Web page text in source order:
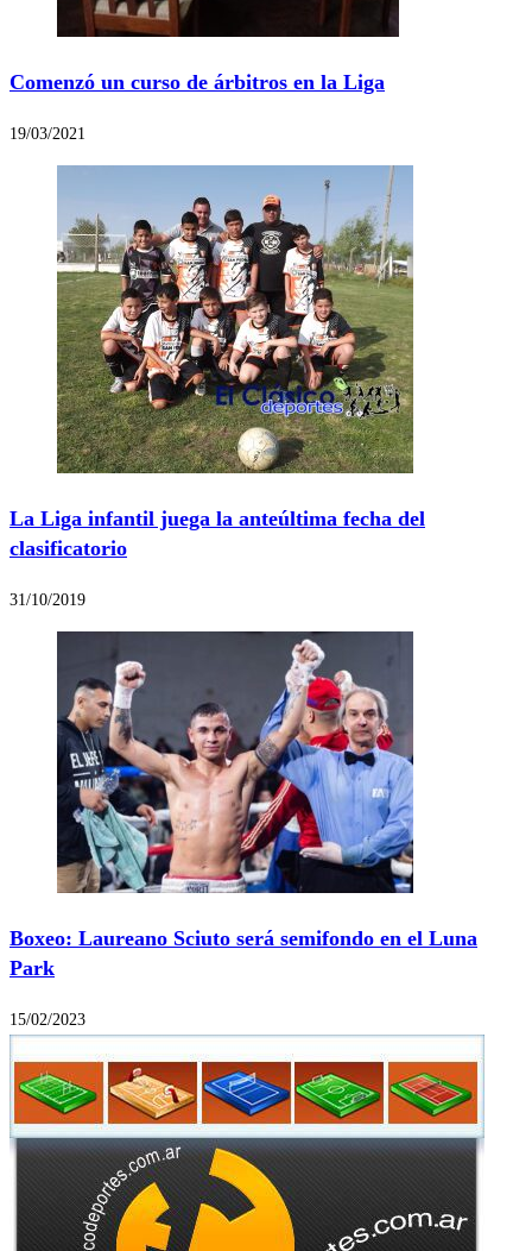
Comenzó un curso de árbitros en la Liga
19/03/2021
La Liga infantil juega la anteúltima fecha del
clasificatorio
31/10/2019
Boxeo: Laureano Sciuto será semifondo en el Luna
Park
15/02/2023